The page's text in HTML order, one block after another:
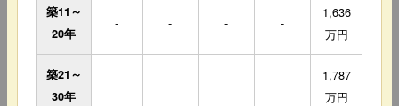
築11～
20年
- - - -
1,636
万円
築21～
30年
- - - -
1,787
万円